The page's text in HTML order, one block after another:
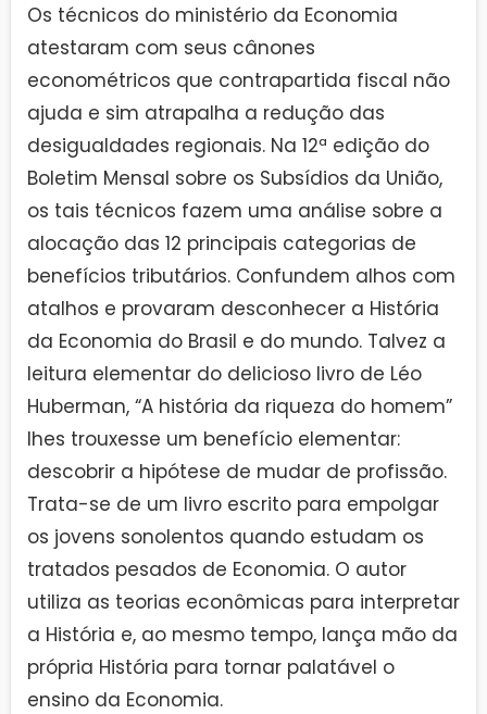
Os técnicos do ministério da Economia
atestaram com seus cânones
econométricos que contrapartida fiscal não
ajuda e sim atrapalha a redução das
desigualdades regionais. Na 12ª edição do
Boletim Mensal sobre os Subsídios da União,
os tais técnicos fazem uma análise sobre a
alocação das 12 principais categorias de
benefícios tributários. Confundem alhos com
atalhos e provaram desconhecer a História
da Economia do Brasil e do mundo. Talvez a
leitura elementar do delicioso livro de Léo
Huberman, “A história da riqueza do homem”
lhes trouxesse um benefício elementar:
descobrir a hipótese de mudar de profissão.
Trata-se de um livro escrito para empolgar
os jovens sonolentos quando estudam os
tratados pesados de Economia. O autor
utiliza as teorias econômicas para interpretar
a História e, ao mesmo tempo, lança mão da
própria História para tornar palatável o
ensino da Economia.